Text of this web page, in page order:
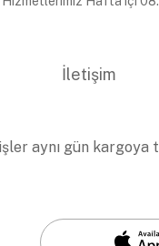
İletişim
aynı gün